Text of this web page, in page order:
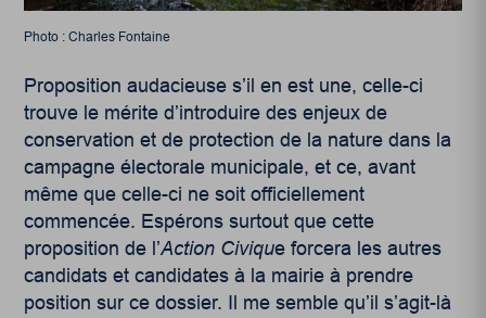
Photo : Charles Fontaine
Proposition audacieuse s’il en est une, celle-ci
trouve le mérite d’introduire des enjeux de
conservation et de protection de la nature dans la
campagne électorale municipale, et ce, avant
même que celle-ci ne soit officiellement
commencée. Espérons surtout que cette
proposition de l’Action Civique forcera les autres
candidats et candidates à la mairie à prendre
position sur ce dossier. Il me semble qu’il s’agit-là